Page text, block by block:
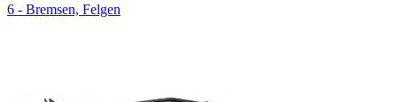
6 - Bremsen, Felgen